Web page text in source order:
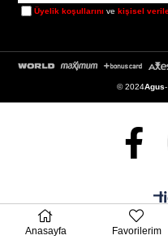
Üyelik koşullarını vekişisel
© 2024Agus
Anasayfa Favorilerim